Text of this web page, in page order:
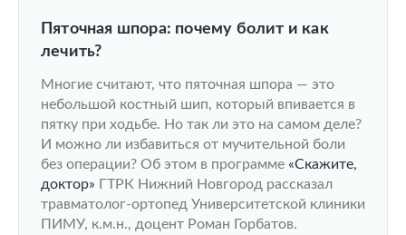
Пяточная шпора: почему болит и как
лечить?
Многие считают, что пяточная шпора — это
небольшой костный шип, который впивается в
пятку при ходьбе. Но так ли это на самом деле?
И можно ли избавиться от мучительной боли
без операции? Об этом в программе «Скажите,
доктор» ГТРК Нижний Новгород рассказал
травматолог-ортопед Университетской клиники
ПИМУ, к.м.н., доцент Роман Горбатов.